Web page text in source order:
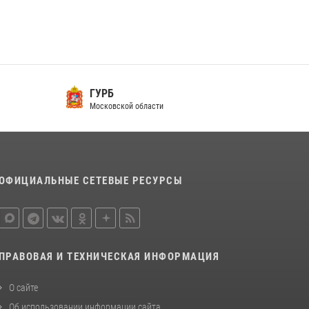
стрельбой
14 июля 2026, 15:13
школьников в Подмосковье
ГУРБ
Московской области
СЕТЕВЫЕ РЕСУРСЫ
ПРАВОВАЯ И ТЕХНИЧЕСКАЯ ИНФОРМАЦИЯ
О сайте